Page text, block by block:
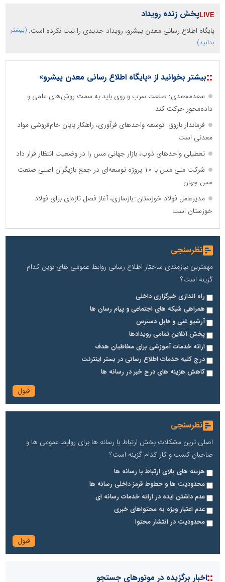
پخش زنده رویداد
پایگاه اطلاع رسانی معدن پیشرو، رویداد جدیدی را ثبت نکرده است. (بیشتر
بدانید)
::بیشتر بخوانید از «پایگاه اطلاع رسانی معدن پیشرو»
سعدمحمدی: صنعت سرب و روی باید به سمت روش‌های علمی و
داده‌محور حرکت کند
فرماندار باروق: توسعه واحدهای فرآوری، راهکار پایان خام‌فروشی مواد
معدنی است
تعطیلی واحدهای ذوب، بازار جهانی مس را در وضعیت انتظار قرار داد
شرکت ملی مس با ۱۰ پروژه توسعه‌ای در جمع بازیگران اصلی صنعت
مس جهان
مدیرعامل فولاد خوزستان: بازسازی، آغاز فصل تازه‌ای برای فولاد
خوزستان است
نظرسنجی
مهمترین نیازمندی ساختار اطلاع رسانی روابط عمومی های نوین کدام
گزینه است؟
راه اندازی خبرگزاری داخلی
همراهی شبکه های اجتماعی و پیام رسان ها
آرشیو غنی و قابل دسترس
پخش آنلاین تمامی رویدادها
ارائه خدمات آموزشی برای مخاطیان هدف
درج کلیه خدمات اطلاع رسانی در بستر اینترنت
کاهش هزینه های درج خبر در رسانه ها
نظرسنجی
اصلی ترین مشکلات بخش ارتباط با رسانه ها برای روابط عمومی ها و
صاحبان کسب و کار کدام گزینه است؟
هزینه های بالای ارتباط با رسانه ها
محدودیت ها و خطوط قرمز داخلی رسانه ها
عدم داشتن ایده در ارائه خدمات رسانه ای
عدم اعتبار ویژه به محتواهای خبری
محدودیت در انتشار محتوا
::اخبار برگزیده در موتورهای جستجو